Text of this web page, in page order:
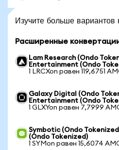
Изучите больше вариантов
Расширенные
Lam Research (Ondo
Entertainment (Ondo
1 LRCXon равен 119,6751
Galaxy Digital (Ondo
Entertainment (Ondo
1 GLXYon равен 7,7999
Symbotic (Ondo
(Ondo Tokenized)
1 SYMon равен 15,6074